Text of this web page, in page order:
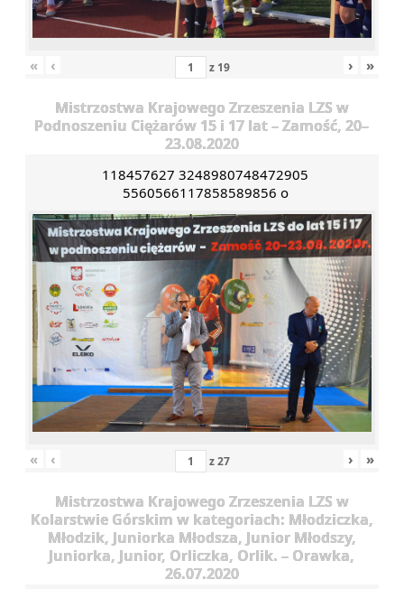
« ‹ z 19 › »
Mistrzostwa Krajowego Zrzeszenia LZS w
Podnoszeniu Ciężarów 15 i 17 lat – Zamość, 20–
23.08.2020
118457627 3248980748472905
5560566117858589856 o
« ‹ z27 › »
Mistrzostwa Krajowego Zrzeszenia LZS w
Kolarstwie Górskim w kategoriach: Młodziczka,
Młodzik, Juniorka Młodsza, Junior Młodszy,
Juniorka, Junior, Orliczka, Orlik. – Orawka,
26.07.2020